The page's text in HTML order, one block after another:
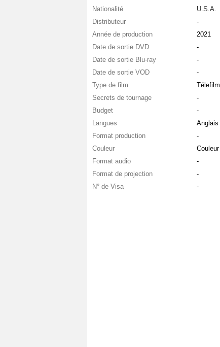
Nationalité
U.S.A.
Distributeur
-
Année de production
2021
Date de sortie DVD
-
Date de sortie Blu-ray
-
Date de sortie VOD
-
Type de film
Télefilm
Secrets de tournage
-
Budget
-
Langues
Anglais
Format production
-
Couleur
Couleur
Format audio
-
Format de projection
-
N° de Visa
-